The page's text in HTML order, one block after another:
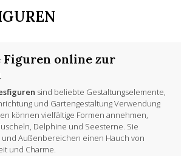
online zur
sind beliebte Gestaltungselemente,
und Gartengestaltung Verwendung
können vielfältige Formen annehmen,
Delphine und Seesterne. Sie
Außenbereichen einen Hauch von
und Charme.